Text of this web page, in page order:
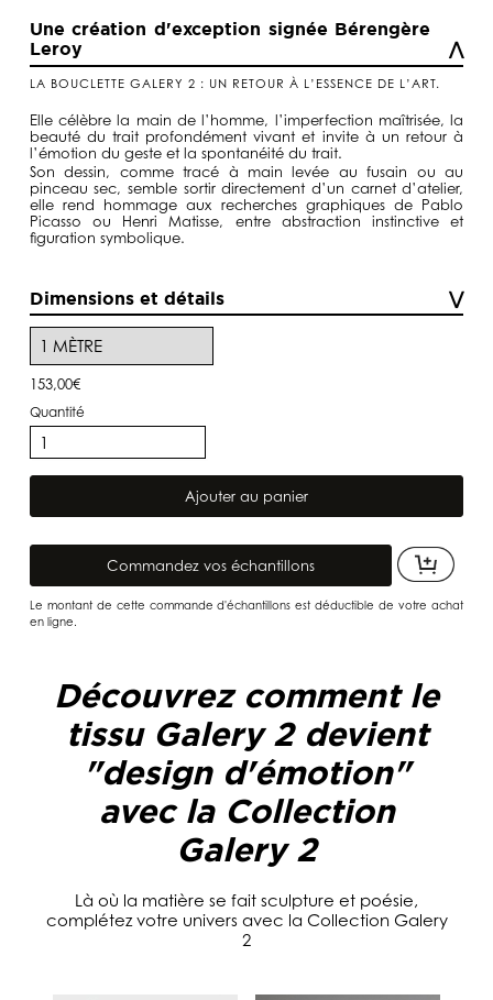
5,00€
Une création d'exception signée Bérengère
Leroy
LA BOUCLETTE GALERY 2 : UN RETOUR À L’ESSENCE DE L’ART.
Elle célèbre la main de l’homme, l’imperfection maîtrisée, la
beauté du trait profondément vivant et invite à un retour à
l’émotion du geste et la spontanéité du trait.
Son dessin, comme tracé à main levée au fusain ou au
pinceau sec, semble sortir directement d’un carnet d’atelier,
elle rend hommage aux recherches graphiques de Pablo
Picasso ou Henri Matisse, entre abstraction instinctive et
figuration symbolique.
Dimensions et détails
153,00€
quantité
de
Bouclette
Galery
Couture"
Ajouter au panier
Commandez vos échantillons
Le montant de cette commande d'échantillons est déductible de votre achat
en ligne.
Découvrez comment le
tissu Galery 2 devient
"design d'émotion"
avec la Collection
Galery 2
Là où la matière se fait sculpture et poésie,
complétez votre univers avec la Collection Galery
2